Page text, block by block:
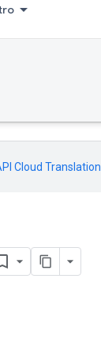
Cloud Translation